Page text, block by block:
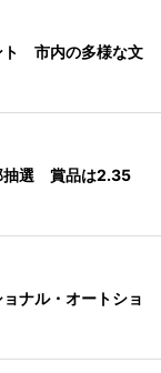
ト 市内の多様な文
抽選 賞品は2.35
ナル・オートショ